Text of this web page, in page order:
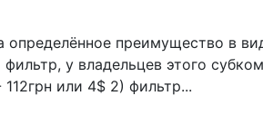
преимущество в
у владельцев этого
или 4$ 2) фильтр...